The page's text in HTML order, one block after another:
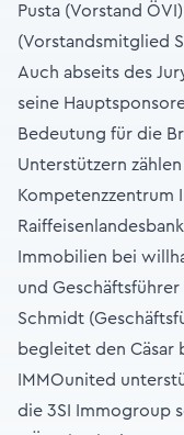
Pusta (Vorstand
(Vorstandsmitglied
Auch abseits des
seine
Bedeutung für die
Unterstützern
Kompetenzzentrum
Immobilien bei
und
Schmidt
begleitet den Cäsar
IMMOunited
die 3SI Immogroup